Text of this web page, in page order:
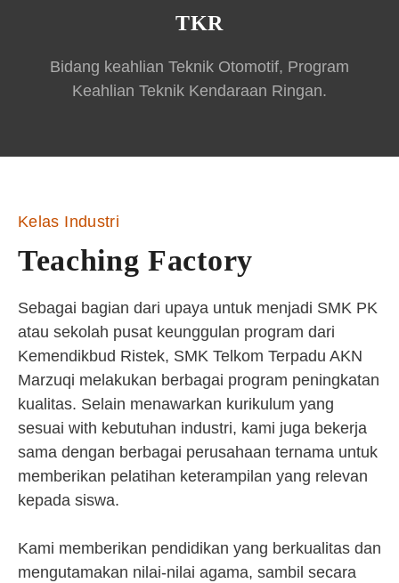
TKR
Bidang keahlian Teknik Otomotif, Program
Keahlian Teknik Kendaraan Ringan.
Kelas Industri
Teaching Factory
Sebagai bagian dari upaya untuk menjadi SMK PK
atau sekolah pusat keunggulan program dari
Kemendikbud Ristek, SMK Telkom Terpadu AKN
Marzuqi melakukan berbagai program peningkatan
kualitas. Selain menawarkan kurikulum yang
sesuai with kebutuhan industri, kami juga bekerja
sama dengan berbagai perusahaan ternama untuk
memberikan pelatihan keterampilan yang relevan
kepada siswa.
Kami memberikan pendidikan yang berkualitas dan
mengutamakan nilai-nilai agama, sambil secara